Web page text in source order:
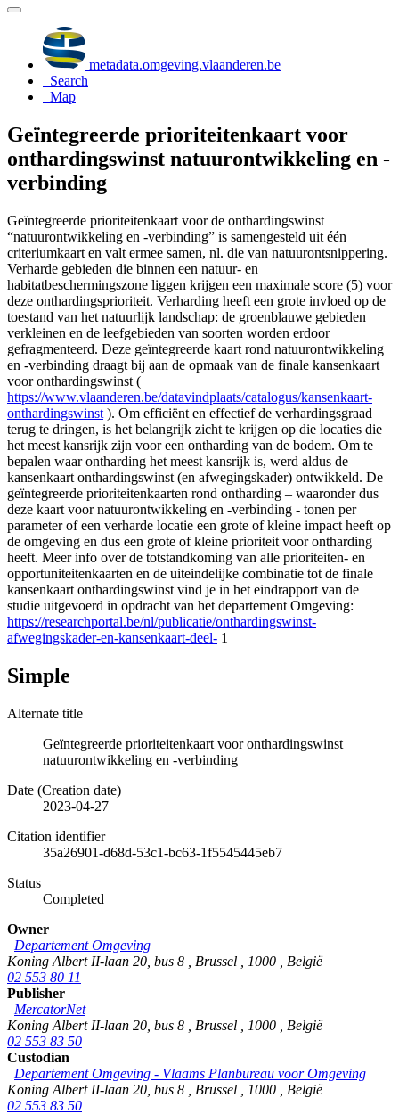
metadata.omgeving.vlaanderen.be
Search
Map
Geïntegreerde prioriteitenkaart voor
onthardingswinst natuurontwikkeling en -
verbinding
Geïntegreerde prioriteitenkaart voor de onthardingswinst
“natuurontwikkeling en -verbinding” is samengesteld uit één
criteriumkaart en valt ermee samen, nl. die van natuurontsnippering.
Verharde gebieden die binnen een natuur- en
habitatbeschermingszone liggen krijgen een maximale score (5) voor
deze onthardingsprioriteit. Verharding heeft een grote invloed op de
toestand van het natuurlijk landschap: de groenblauwe gebieden
verkleinen en de leefgebieden van soorten worden erdoor
gefragmenteerd. Deze geïntegreerde kaart rond natuurontwikkeling
en -verbinding draagt bij aan de opmaak van de finale kansenkaart
voor onthardingswinst (
https://www.vlaanderen.be/datavindplaats/catalogus/kansenkaart-
onthardingswinst ). Om efficiënt en effectief de verhardingsgraad
terug te dringen, is het belangrijk zicht te krijgen op die locaties die
het meest kansrijk zijn voor een ontharding van de bodem. Om te
bepalen waar ontharding het meest kansrijk is, werd aldus de
kansenkaart onthardingswinst (en afwegingskader) ontwikkeld. De
geïntegreerde prioriteitenkaarten rond ontharding – waaronder dus
deze kaart voor natuurontwikkeling en -verbinding - tonen per
parameter of een verharde locatie een grote of kleine impact heeft op
de omgeving en dus een grote of kleine prioriteit voor ontharding
heeft. Meer info over de totstandkoming van alle prioriteiten- en
opportuniteitenkaarten en de uiteindelijke combinatie tot de finale
kansenkaart onthardingswinst vind je in het eindrapport van de
studie uitgevoerd in opdracht van het departement Omgeving:
https://researchportal.be/nl/publicatie/onthardingswinst-
afwegingskader-en-kansenkaart-deel- 1
Simple
Alternate title
Geïntegreerde prioriteitenkaart voor onthardingswinst
natuurontwikkeling en -verbinding
Date (Creation date)
2023-04-27
Citation identifier
35a26901-d68d-53c1-bc63-1f5545445eb7
Status
Completed
Owner
Departement Omgeving
Koning Albert II-laan 20, bus 8
Brussel 1000
België
02 553 80 11
Publisher
MercatorNet
Koning Albert II-laan 20, bus 8
Brussel 1000
België
02 553 83 50
Custodian
Departement Omgeving - Vlaams Planbureau voor Omgeving
Koning Albert II-laan 20, bus 8
Brussel 1000
België
02 553 83 50